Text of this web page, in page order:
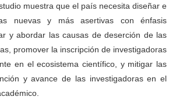
muestra que el país necesita diseñar e
nuevas y más asertivas con énfasis
y abordar las causas de deserción de las
promover la inscripción de investigadoras
en el ecosistema científico, y mitigar las
y avance de las investigadoras en el